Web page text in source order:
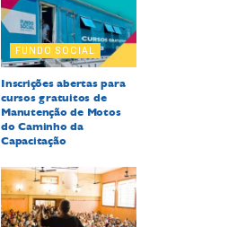
FUNDO SOCIAL
Inscrições abertas para
cursos gratuitos de
Manutenção de Motos
do Caminho da
Capacitação